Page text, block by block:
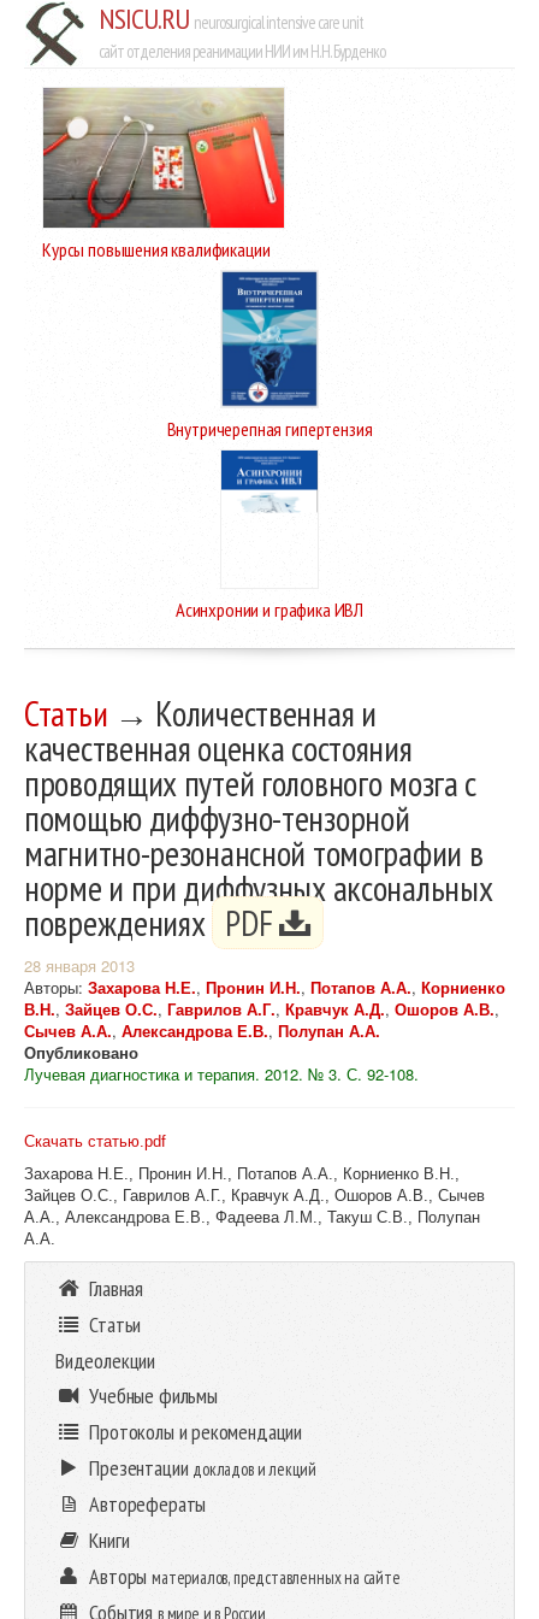
NSICU.RU neurosurgical intensive care unit
сайт отделения реанимации НИИ им Н.Н. Бурденко
Курсы повышения квалификации
Внутричерепная гипертензия
Асинхронии и графика ИВЛ
Статьи → Количественная и
качественная оценка состояния
проводящих путей головного мозга с
помощью диффузно-тензорной
магнитно-резонансной томографии в
норме и при диффузных аксональных
повреждениях PDF
28 января 2013
Авторы: Захарова Н.Е., Пронин И.Н., Потапов А.А., Корниенко
В.Н., Зайцев О.С., Гаврилов А.Г., Кравчук А.Д., Ошоров А.В.,
Сычев А.А., Александрова Е.В., Полупан А.А.
Опубликовано
Лучевая диагностика и терапия. 2012. № 3. С. 92-108.
Скачать статью.pdf
Захарова Н.Е., Пронин И.Н., Потапов А.А., Корниенко В.Н.,
Зайцев О.С., Гаврилов А.Г., Кравчук А.Д., Ошоров А.В., Сычев
А.А., Александрова Е.В., Фадеева Л.М., Такуш С.В., Полупан
А.А.
Главная
Статьи
Видеолекции
Учебные фильмы
Протоколы и рекомендации
Презентации докладов и лекций
Авторефераты
Книги
Авторыматериалов, представленных на сайте
События в мире и в России